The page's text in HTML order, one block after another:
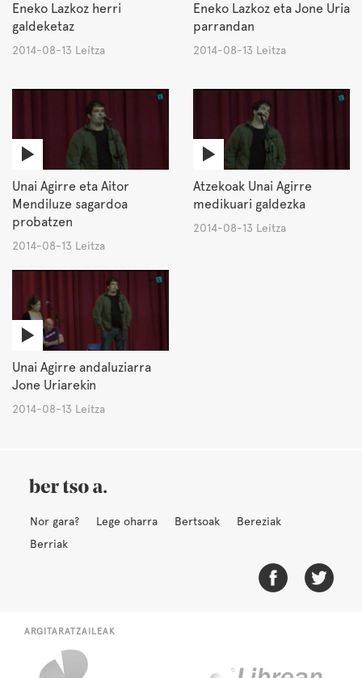
Eneko Lazkoz herri
galdeketaz
2014-08-13 Leitza
Eneko Lazkoz eta Jone Uria
parrandan
2014-08-13 Leitza
Unai Agirre eta Aitor
Mendiluze sagardoa
probatzen
2014-08-13 Leitza
Atzekoak Unai Agirre
medikuari galdezka
2014-08-13 Leitza
Unai Agirre andaluziarra
Jone Uriarekin
2014-08-13 Leitza
Nor gara? Lege oharra Bertsoak
Bereziak
Berriak
ARGITARATZAILEAK